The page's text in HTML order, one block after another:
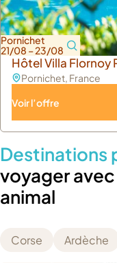
Pornichet
21/08 – 23/08
Hôtel Villa Flornoy
Pornichet, France
Voir l’offre
Destinations
voyager
animal
Corse Ardèche